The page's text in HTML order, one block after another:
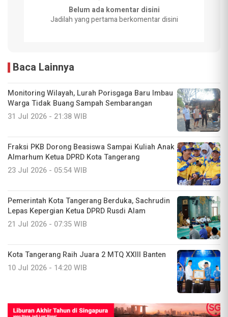
Belum ada komentar disini
Jadilah yang pertama berkomentar disini
Baca Lainnya
Monitoring Wilayah, Lurah Porisgaga Baru Imbau
Warga Tidak Buang Sampah Sembarangan
31 Jul 2026 - 21:38 WIB
Fraksi PKB Dorong Beasiswa Sampai Kuliah Anak
Almarhum Ketua DPRD Kota Tangerang
23 Jul 2026 - 05:54 WIB
Pemerintah Kota Tangerang Berduka, Sachrudin
Lepas Kepergian Ketua DPRD Rusdi Alam
21 Jul 2026 - 07:35 WIB
Kota Tangerang Raih Juara 2 MTQ XXIII Banten
10 Jul 2026 - 14:20 WIB